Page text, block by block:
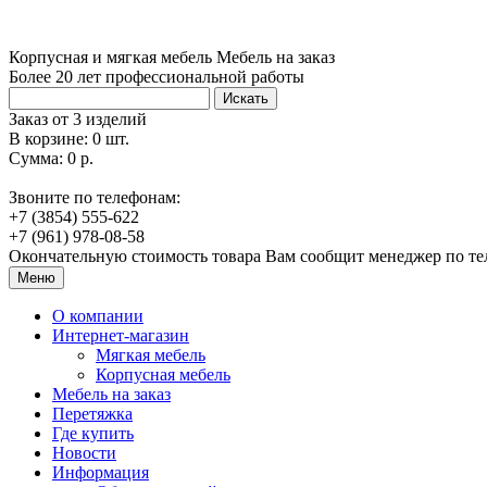
Корпусная и мягкая мебель Мебель на заказ
Более 20 лет профессиональной работы
Искать
Заказ от 3 изделий
В корзине: 0 шт.
Сумма: 0 р.
Звоните по телефонам:
+7 (3854) 555-622
+7 (961) 978-08-58
Окончательную стоимость товара Вам сообщит менеджер по
Меню
О компании
Интернет-магазин
Мягкая мебель
Корпусная мебель
Мебель на заказ
Перетяжка
Где купить
Новости
Информация